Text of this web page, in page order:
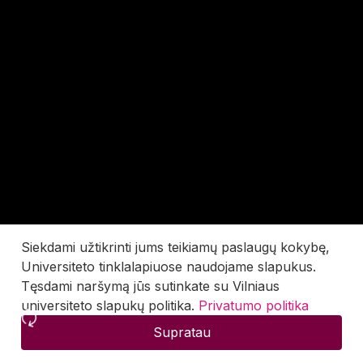
Siekdami užtikrinti jums teikiamų paslaugų kokybę,
Universiteto tinklalapiuose naudojame slapukus.
Tęsdami naršymą jūs sutinkate su Vilniaus
universiteto slapukų politika. Privatumo politika
Supratau